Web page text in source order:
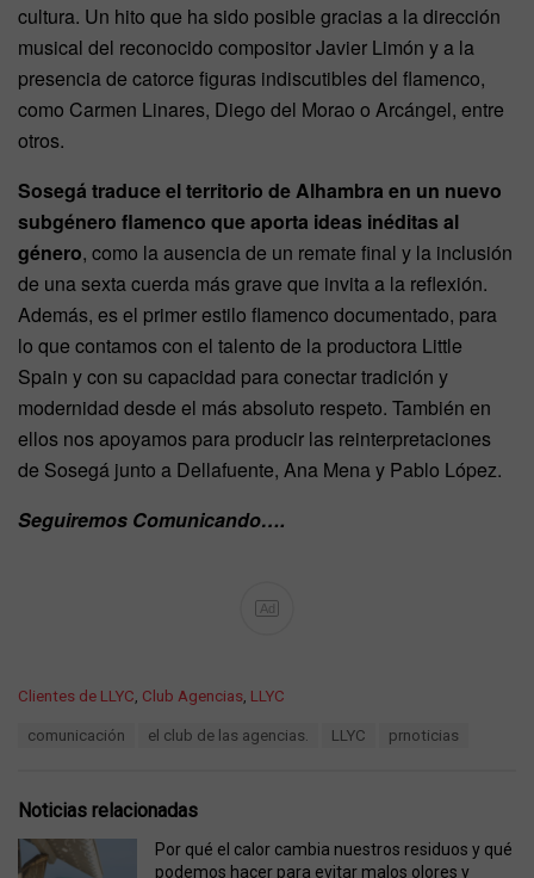
cultura. Un hito que ha sido posible gracias a la dirección
musical del reconocido compositor Javier Limón y a la
presencia de catorce figuras indiscutibles del flamenco,
como Carmen Linares, Diego del Morao o Arcángel, entre
otros.
Sosegá traduce el territorio de Alhambra en un nuevo
subgénero flamenco que aporta ideas inéditas al
género, como la ausencia de un remate final y la inclusión
de una sexta cuerda más grave que invita a la reflexión.
Además, es el primer estilo flamenco documentado, para
lo que contamos con el talento de la productora Little
Spain y con su capacidad para conectar tradición y
modernidad desde el más absoluto respeto. También en
ellos nos apoyamos para producir las reinterpretaciones
de Sosegá junto a Dellafuente, Ana Mena y Pablo López.
Seguiremos Comunicando….
Ad
C
o
r
i
e
Clientes de LLYC Club Agencias LLYC
:
comunicación el club de las agencias. LLYC prnoticias
Noticias relacionadas
Por qué el calor cambia nuestros residuos y qué
podemos hacer para evitar malos olores y